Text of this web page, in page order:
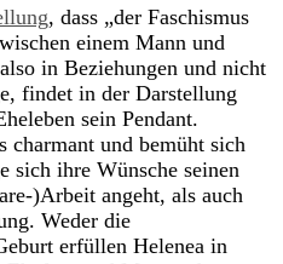
, dass „der Faschismus
einem Mann und
in Beziehungen und nicht
findet in der Darstellung
sein Pendant.
charmant und bemüht sich
sich ihre Wünsche seinen
)Arbeit angeht, als auch
Weder die
erfüllen Helenea in